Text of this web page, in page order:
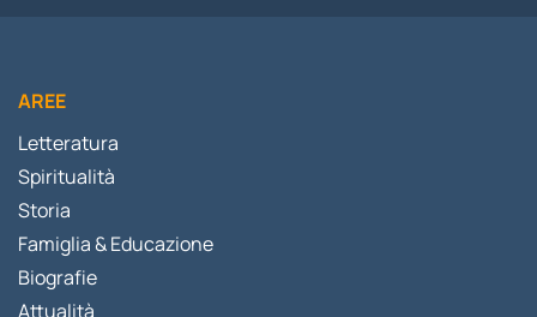
AREE
Letteratura
Spiritualità
Storia
Famiglia & Educazione
Biografie
Attualità